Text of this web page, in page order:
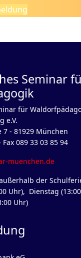
Seminar
für
e.V.
7 - 81929 München
089 33 03 85 94
muenchen.de
der
Uhr), Dienstag
Uhr)